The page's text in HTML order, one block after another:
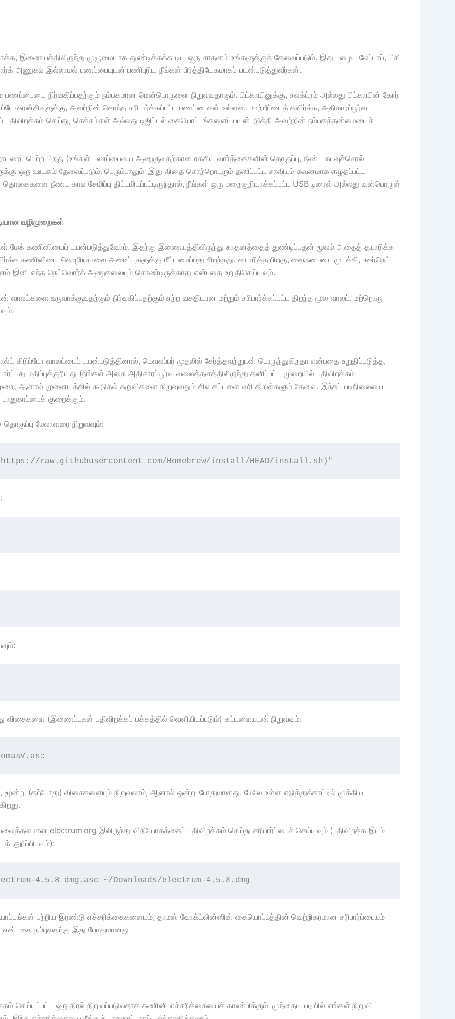
இணையத்திலிருந்து முழுமையாக துண்டிக்கக்கூடிய ஒரு சாதனம் உங்களுக்குத் தேவைப்படும். இது பழைய லேப்டாப், பிசி
அணுகல் இல்லாமல் பணப்பையுடன் பணிபுரிய நீங்கள் பிரத்தியேகமாகப் பயன்படுத்துவீர்கள்.
நிர்வகிப்பதற்கும் நம்பகமான மென்பொருளை நிறுவுவதாகும். பிட்காயினுக்கு, எலக்ட்ரம் அல்லது பிட்காயின் கோர்
அவற்றின் சொந்த சரிபார்க்கப்பட்ட பணப்பைகள் உள்ளன. மாற்றீட்டைத் தவிர்க்க, அதிகாரப்பூர்வ
பதிவிறக்கம் செய்து, செக்சம்கள் அல்லது டிஜிட்டல் கையொப்பங்களைப் பயன்படுத்தி அவற்றின் நம்பகத்தன்மையைச்
பெற்ற பிறகு (உங்கள் பணப்பையை அணுகுவதற்கான ரகசிய வார்த்தைகளின் தொகுப்பு, நீண்ட கடவுச்சொல்
ஒரு ஊடகம் தேவைப்படும். பெரும்பாலும், இது விதை சொற்றொடரும் தனிப்பட்ட சாவியும் கவனமாக எழுதப்பட்ட
தொகைகளை நீண்ட கால சேமிப்பு திட்டமிடப்பட்டிருந்தால், நீங்கள் ஒரு மறைகுறியாக்கப்பட்ட USB டிரைவ் அல்லது வன்பொருள்
வழிமுறைகள்
மேக் கணினியைப் பயன்படுத்துவோம். இதற்கு இணையத்திலிருந்து சாதனத்தைத் துண்டிப்பதன் மூலம் அதைத் தயாரிக்க
கணினியை தொழிற்சாலை அமைப்புகளுக்கு மீட்டமைப்பது சிறந்தது. தயாரித்த பிறகு, வைஃபையை முடக்கி, ஈதர்நெட்
இனி எந்த நெட்வொர்க் அணுகலையும் கொண்டிருக்காது என்பதை உறுதிசெய்யவும்.
வாலட்களை உருவாக்குவதற்கும் நிர்வகிப்பதற்கும் ஏற்ற வசதியான மற்றும் சரிபார்க்கப்பட்ட திறந்த மூல வாலட். மற்றொரு
வாலட்டைப் பயன்படுத்தினால், டெவலப்பர் முதலில் சேர்த்தவற்றுடன் பொருந்துகிறதா என்பதை உறுதிப்படுத்த,
மதிப்புக்குரியது (நீங்கள் அதை அதிகாரப்பூர்வ வலைத்தளத்திலிருந்து தனிப்பட்ட முறையில் பதிவிறக்கம்
ஆனால் முனையத்தில் கூடுதல் கருவிகளை நிறுவுவதும் சில கட்டளை வரி திறன்களும் தேவை. இந்தப் படிநிலையை
குறைக்கும்.
மேலாளரை நிறுவவும்:
raw.githubusercontent.com/Homebrew/install/HEAD/install.sh)"
(இணைப்புகள் பதிவிறக்கப் பக்கத்தில் வெளியிடப்படும்) கட்டளையுடன் நிறுவவும்:
மூன்று (தற்போது) விசைகளையும் நிறுவலாம், ஆனால் ஒன்று போதுமானது. மேலே உள்ள எடுத்துக்காட்டில் முக்கிய
electrum.org இலிருந்து விநியோகத்தைப் பதிவிறக்கம் செய்து சரிபார்ப்பைச் செய்யவும் (பதிவிறக்க இடம்
4.5.8.dmg.asc ~/Downloads/electrum-4.5.8.dmg
பற்றிய இரண்டு எச்சரிக்கைகளையும், தாமஸ் வோக்ட்லின்ஸின் கையொப்பத்தின் வெற்றிகரமான சரிபார்ப்பையும்
நம்புவதற்கு இது போதுமானது.
செய்யப்பட்ட ஒரு நிரல் நிறுவப்படுவதாக கணினி எச்சரிக்கையைக் காண்பிக்கும். முந்தைய படியில் எங்கள் நிறுவி